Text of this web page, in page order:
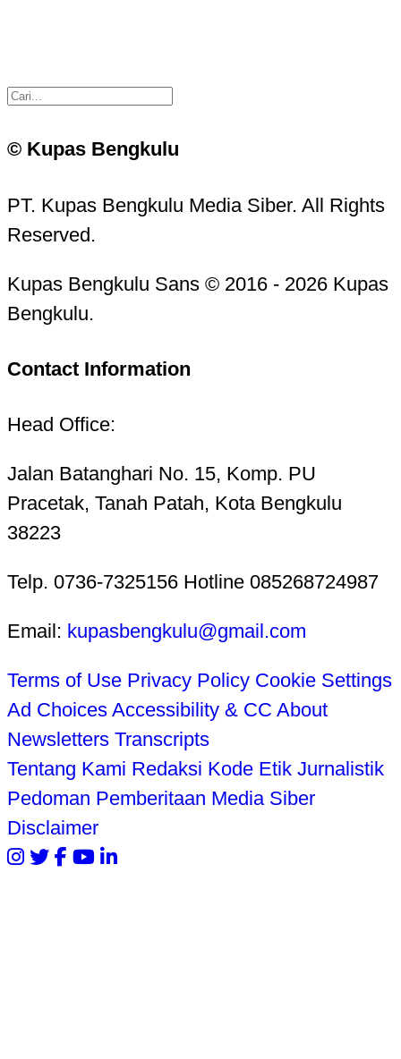
© Kupas Bengkulu
PT. Kupas Bengkulu Media Siber. All Rights
Reserved.
Kupas Bengkulu Sans © 2016 - 2026 Kupas
Bengkulu.
Contact Information
Head Office:
Jalan Batanghari No. 15, Komp. PU
Pracetak, Tanah Patah, Kota Bengkulu
38223
Telp. 0736-7325156 Hotline 085268724987
Email: kupasbengkulu@gmail.com
Terms of Use Privacy Policy Cookie Settings
Ad Choices Accessibility & CC About
Newsletters Transcripts
Tentang Kami Redaksi Kode Etik Jurnalistik
Pedoman Pemberitaan Media Siber
Disclaimer